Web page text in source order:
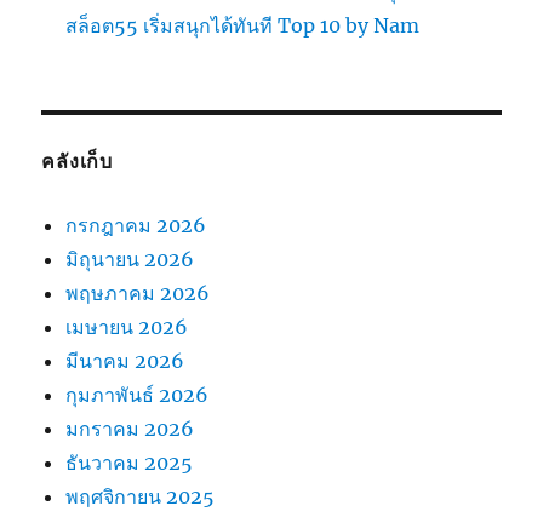
สล็อต55 เริ่มสนุกได้ทันที Top 10 by Nam
คลังเก็บ
กรกฎาคม 2026
มิถุนายน 2026
พฤษภาคม 2026
เมษายน 2026
มีนาคม 2026
กุมภาพันธ์ 2026
มกราคม 2026
ธันวาคม 2025
พฤศจิกายน 2025